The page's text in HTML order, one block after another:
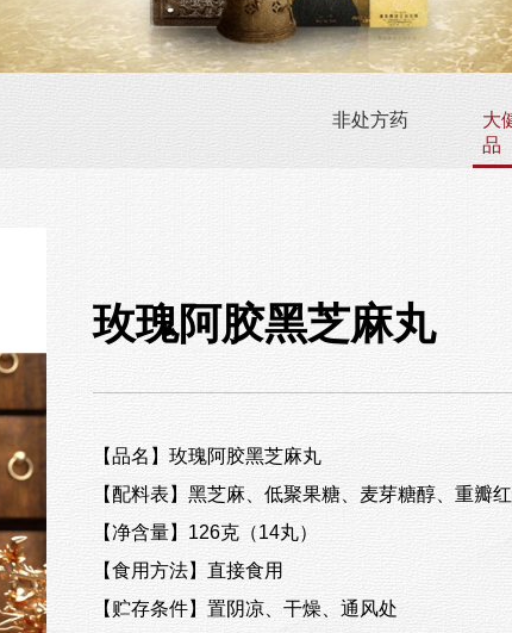
非处方药
大
品
玫瑰阿胶黑芝麻丸
【品名】玫瑰阿胶黑芝麻丸
【配料表】黑芝麻、低聚果糖、麦芽糖醇、重瓣
【净含量】126克（14丸）
【食用方法】直接食用
【贮存条件】置阴凉、干燥、通风处